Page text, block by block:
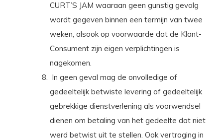
CURT’S JAM waaraan geen gunstig gevolg
wordt gegeven binnen een termijn van twee
weken, alsook op voorwaarde dat de Klant-
Consument zijn eigen verplichtingen is
nagekomen.
In geen geval mag de onvolledige of
gedeeltelijk betwiste levering of gedeeltelijk
gebrekkige dienstverlening als voorwendsel
dienen om betaling van het gedeelte dat niet
werd betwist uit te stellen. Ook vertraging in